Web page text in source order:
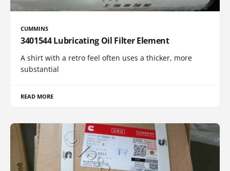
CUMMINS
3401544 Lubricating Oil Filter Element
A shirt with a retro feel often uses a thicker, more
substantial
READ MORE